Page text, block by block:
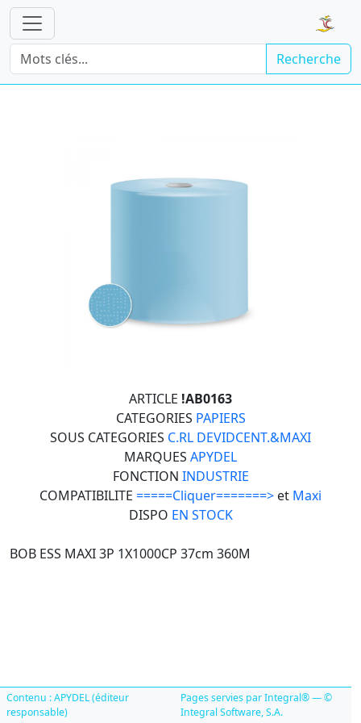
Recherche
ARTICLE !AB0163
CATEGORIES PAPIERS
SOUS CATEGORIES C.RL DEVIDCENT.&MAXI
MARQUES APYDEL
FONCTION INDUSTRIE
COMPATIBILITE =====Cliquer=======> et Maxi
DISPO EN STOCK
BOB ESS MAXI 3P 1X1000CP 37cm 360M
Contenu : APYDEL (éditeur
responsable)
Pages servies par Integral® — ©
Integral Software, S.A.